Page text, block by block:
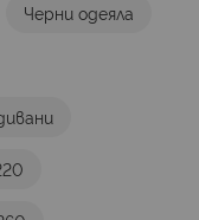
Черни одеяла